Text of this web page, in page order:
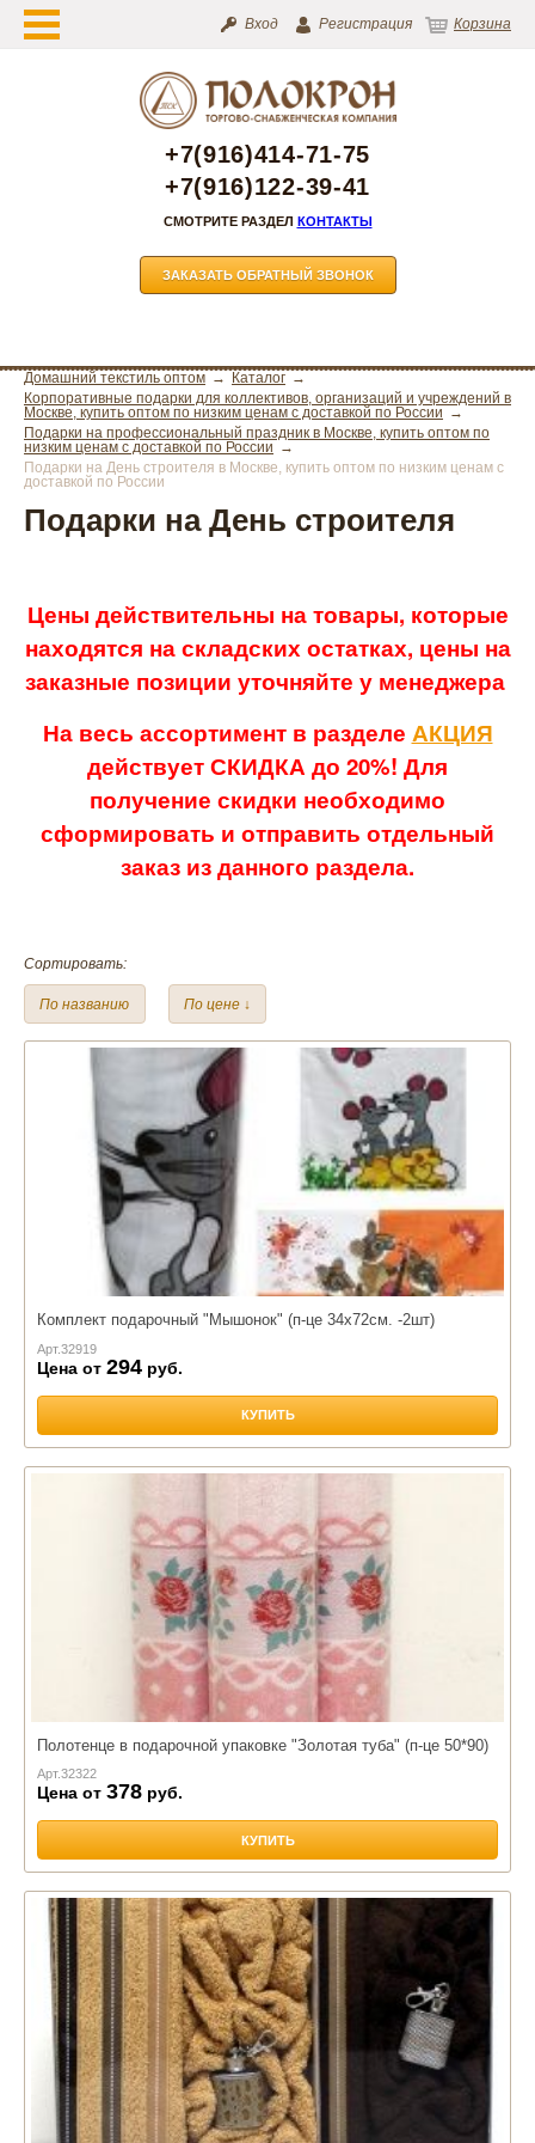
Вход Регистрация Корзина
+7(916)414-71-75
+7(916)122-39-41
СМОТРИТЕ РАЗДЕЛ КОНТАКТЫ
ЗАКАЗАТЬ ОБРАТНЫЙ ЗВОНОК
Домашний текстиль оптом
Каталог
Корпоративные подарки для коллективов, организаций и учреждений в
Москве, купить оптом по низким ценам с доставкой по России
Подарки на профессиональный праздник в Москве, купить оптом по
низким ценам с доставкой по России
Подарки на День строителя в Москве, купить оптом по низким ценам с
доставкой по России
Подарки на День строителя
Цены действительны на товары, которые
находятся на складских остатках, цены на
заказные позиции уточняйте у менеджера
На весь ассортимент в разделе АКЦИЯ
действует СКИДКА до 20%! Для
получение скидки необходимо
сформировать и отправить отдельный
заказ из данного раздела.
Сортировать:
По названию По цене ↓
Комплект подарочный "Мышонок" (п-це 34х72см. -2шт)
Арт.32919
Цена от 294 руб.
КУПИТЬ
Полотенце в подарочной упаковке "Золотая туба" (п-це 50*90)
Арт.32322
Цена от 378 руб.
КУПИТЬ